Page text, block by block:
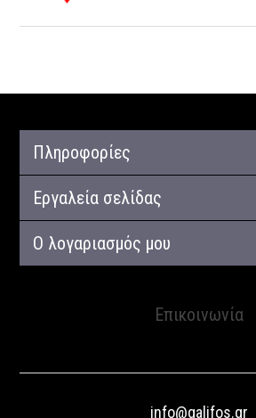
Πληροφορίες
Εργαλεία σελίδας
Ο λογαριασμός μου
Επικοινωνία
info@galifos.gr